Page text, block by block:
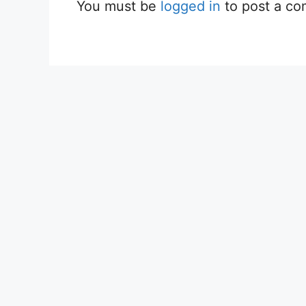
You must be logged in to post a